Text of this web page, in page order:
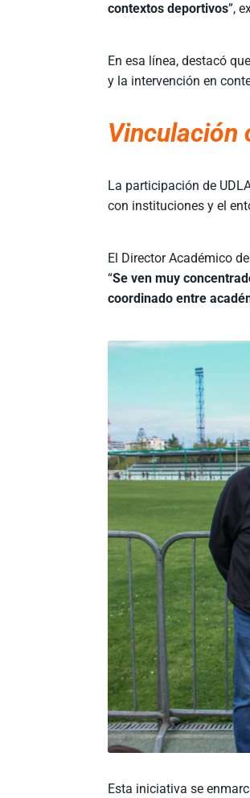
contextos deportivos”,
En esa línea, destacó
y la intervención en
Vinculación
La participación de
con instituciones y el
El Director Académico
“Se ven muy
coordinado entre
Esta iniciativa se